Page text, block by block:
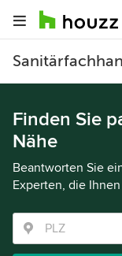
Finden Sie
Nähe
Beantworten Sie
Experten, die